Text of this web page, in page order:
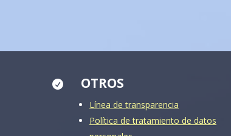
 OTROS
Línea de transparencia
Política de tratamiento de datos